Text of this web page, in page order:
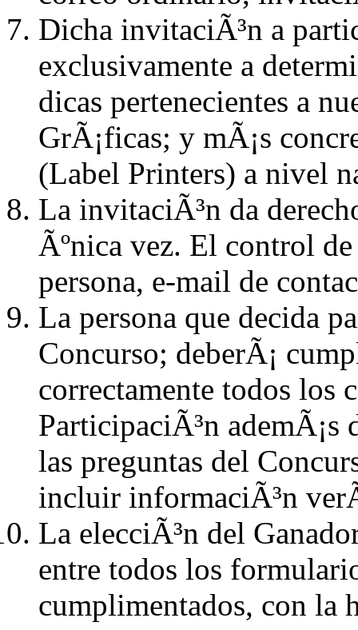
Dicha invitaciÃ³n a
exclusivamente a
dicas pertenecientes a
GrÃ¡ficas; y mÃ¡s
(Label Printers) a nivel
La invitaciÃ³n da
Ãºnica vez. El control
persona, e-mail de
La persona que decida
Concurso; deberÃ¡
correctamente todos los
ParticipaciÃ³n ademÃ¡s
las preguntas del
incluir informaciÃ³n
La elecciÃ³n del
entre todos los
cumplimentados, con la